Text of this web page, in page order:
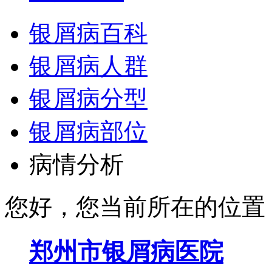
银屑病百科
银屑病人群
银屑病分型
银屑病部位
病情分析
您好，您当前所在的位置
郑州市银屑病医院